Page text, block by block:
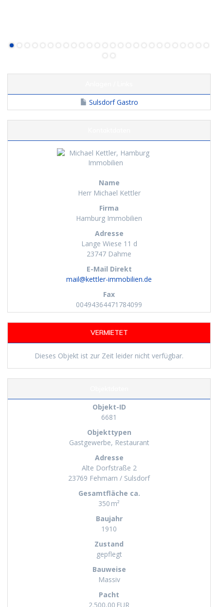
Sulsdorf Gastro
Name
Herr Michael Kettler
Firma
Hamburg Immobilien
Adresse
Lange Wiese 11 d
23747 Dahme
E-Mail Direkt
mail@kettler-immobilien.de
Fax
00494364471784099
VERMIETET
Dieses Objekt ist zur Zeit leider nicht verfügbar.
Objekt-ID
6681
Objekttypen
Gastgewerbe, Restaurant
Adresse
Alte Dorfstraße 2
23769 Fehmarn / Sulsdorf
Gesamtfläche ca.
350 m²
Baujahr
1910
Zustand
gepflegt
Bauweise
Massiv
Pacht
2.500,00 EUR